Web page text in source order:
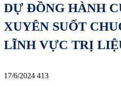
DỰ ĐỒNG HÀNH
XUYÊN SUỐT
LĨNH VỰC TRỊ
17/6/2024 413